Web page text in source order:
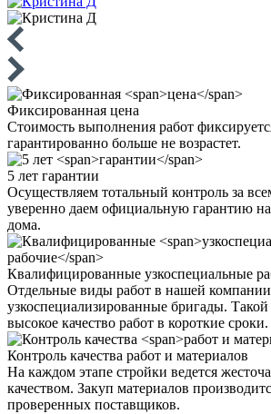
Фиксированная цена
Стоимость выполнения работ
гарантированно больше не возрастет.
5 лет гарантии
Осуществляем тотальный контроль за
уверенно даем официальную гарантию
дома.
Квалифицированные узкоспециальные
Отдельные виды работ в нашей
узкоспециализированные бригады. Такой
высокое качество работ в короткие сроки.
Контроль качества работ и материалов
На каждом этапе стройки ведется
качеством. Закуп материалов
проверенных поставщиков.